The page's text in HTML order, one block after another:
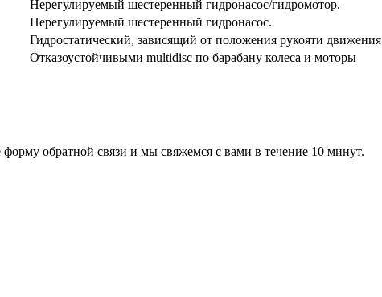
Нерегулируемый шестеренный гидронасос/гидромотор.
Нерегулируемый шестеренный гидронасос.
Гидростатический, зависящий от положения рукояти движения
Отказоустойчивыми multidisc по барабану колеса и моторы
форму обратной связи и мы свяжемся с вами в течение 10 минут.